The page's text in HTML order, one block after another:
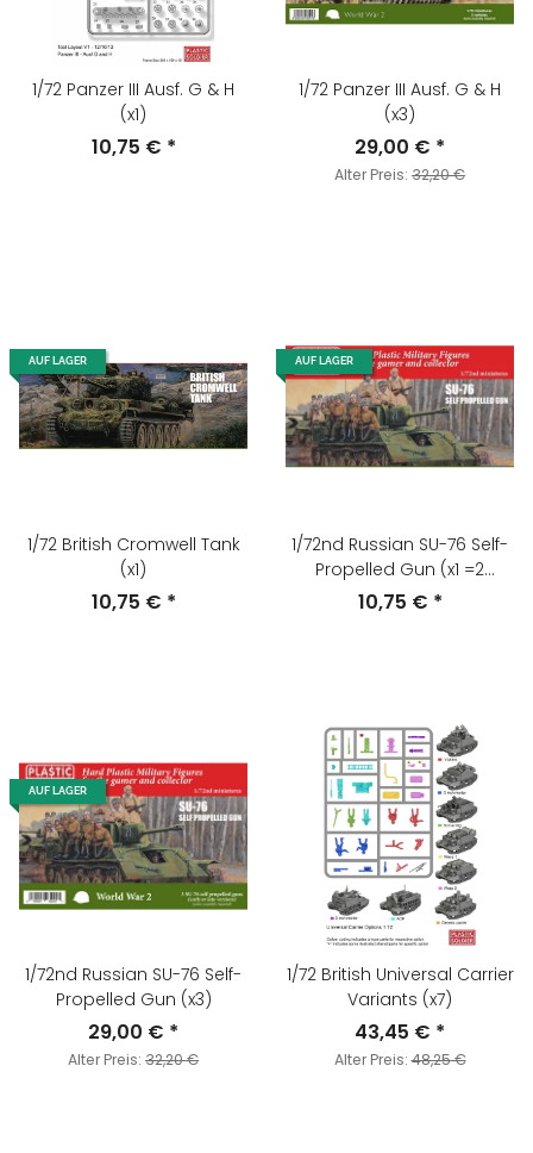
1/72 Panzer III Ausf. G & H
(x1)
10,75 € *
1/72 Panzer III Ausf. G & H
(x3)
29,00 € *
Alter Preis: 32,20 €
AUF LAGER
1/72 British Cromwell Tank
(x1)
10,75 € *
AUF LAGER
1/72nd Russian SU-76 Self-
Propelled Gun (x1 =2
Sprues)
10,75 € *
AUF LAGER
1/72nd Russian SU-76 Self-
Propelled Gun (x3)
29,00 € *
Alter Preis: 32,20 €
1/72 British Universal Carrier
Variants (x7)
43,45 € *
Alter Preis:48,25 €